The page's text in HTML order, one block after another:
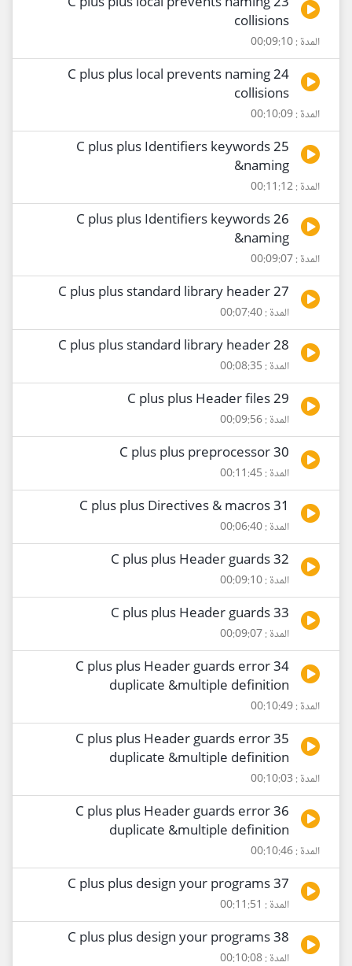
collisions
المدة : 00:09:10
24 C plus plus local prevents naming
collisions
المدة : 00:10:09
25 C plus plus Identifiers keywords
&naming
المدة : 00:11:12
26 C plus plus Identifiers keywords
&naming
المدة : 00:09:07
27 C plus plus standard library header
المدة : 00:07:40
28 C plus plus standard library header
المدة : 00:08:35
29 C plus plus Header files
المدة : 00:09:56
30 C plus plus preprocessor
المدة : 00:11:45
31 C plus plus Directives & macros
المدة : 00:06:40
32 C plus plus Header guards
المدة : 00:09:10
33 C plus plus Header guards
المدة : 00:09:07
34 C plus plus Header guards error
duplicate &multiple definition
المدة : 00:10:49
35 C plus plus Header guards error
duplicate &multiple definition
المدة : 00:10:03
36 C plus plus Header guards error
duplicate &multiple definition
المدة : 00:10:46
37 C plus plus design your programs
المدة : 00:11:51
38 C plus plus design your programs
المدة : 00:10:08